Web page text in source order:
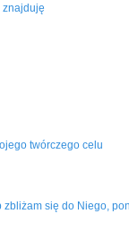
znajduję
twórczego celu
się do Niego,